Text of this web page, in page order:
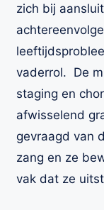
zich bij
vaderrol. De
staging en
afwisselend
gevraagd van
zang en ze
vak dat ze